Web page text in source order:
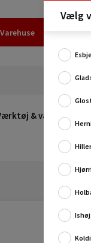
Varehuse
& værksted
Vælg
Ishøj